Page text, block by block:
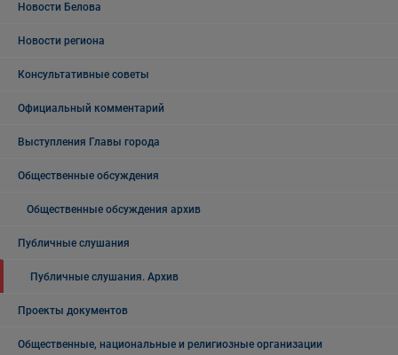
Новости Белова
Новости региона
Консультативные советы
Официальный комментарий
Выступления Главы города
Общественные обсуждения
Общественные обсуждения архив
Публичные слушания
Публичные слушания. Архив
Проекты документов
Общественные, национальные и религиозные организации